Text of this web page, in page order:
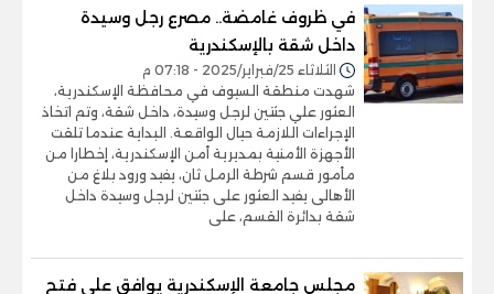
في ظروف غامضة.. مصرع رجل وسيدة
داخل شقة بالإسكندرية
الثلاثاء 25/فبراير/2025 - 07:18 م
شهدت منطقة السيوف في محافظة الإسكندرية،
العثور علي جثتين لرجل وسيدة، داخل شقة، وتم اتخاذ
الإجراءات اللازمة حيال الواقعة. البداية عندما تلقت
الأجهزة الأمنية بمديرية أمن الإسكندرية، إخطارا من
مأمور قسم شرطة الرمل ثان، يفيد ورود بلاغ من
الأهالى يفيد العثور على جثتين لرجل وسيدة داخل
شقة بدائرة القسم، على
مجلس جامعة الإسكندرية يوافق على فتح